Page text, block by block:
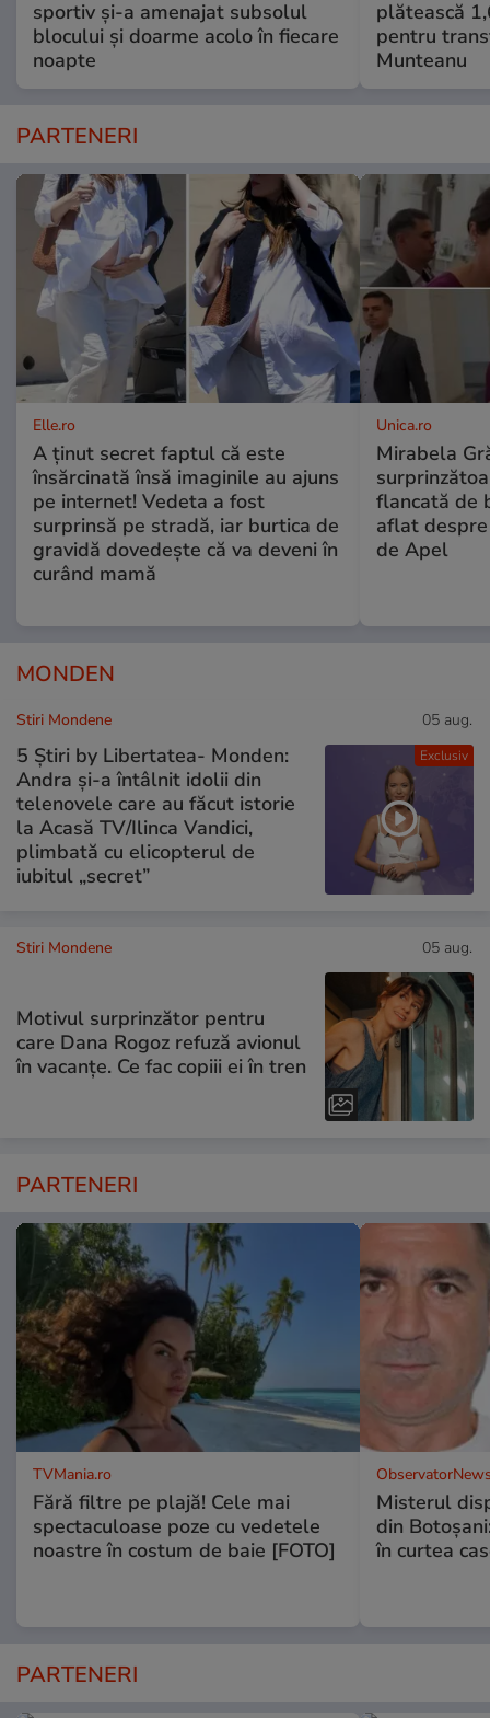
sportiv și-a amenajat subsolul
blocului și doarme acolo în fiecare
noapte
plătească
pentru
Munteanu
PARTENERI
Elle.ro
A ținut secret faptul că este
însărcinată însă imaginile au ajuns
pe internet! Vedeta a fost
surprinsă pe stradă, iar burtica de
gravidă dovedește că va deveni în
curând mamă
Unica.ro
Mirabela
flancată de
aflat
de Apel
MONDEN
Exclusiv
Stiri Mondene 05 aug.
5 Știri by Libertatea- Monden:
Andra și-a întâlnit idolii din
telenovele care au făcut istorie
la Acasă TV/Ilinca Vandici,
plimbată cu elicopterul de
iubitul „secret”
Stiri Mondene 05 aug.
Motivul surprinzător pentru
care Dana Rogoz refuză avionul
în vacanțe. Ce fac copiii ei în tren
PARTENERI
TVMania.ro
Fără filtre pe plajă! Cele mai
spectaculoase poze cu vedetele
noastre în costum de baie [FOTO]
Misterul
din
în curtea
PARTENERI